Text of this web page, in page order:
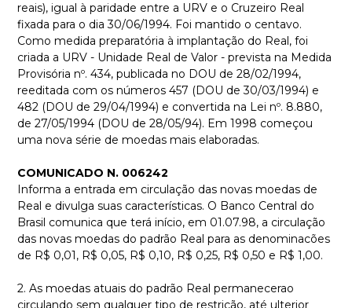
reais), igual à paridade entre a URV e o Cruzeiro Real
fixada para o dia 30/06/1994. Foi mantido o centavo.
Como medida preparatória à implantação do Real, foi
criada a URV - Unidade Real de Valor - prevista na Medida
Provisória nº. 434, publicada no DOU de 28/02/1994,
reeditada com os números 457 (DOU de 30/03/1994) e
482 (DOU de 29/04/1994) e convertida na Lei nº. 8.880,
de 27/05/1994 (DOU de 28/05/94). Em 1998 começou
uma nova série de moedas mais elaboradas.
COMUNICADO N. 006242
Informa a entrada em circulação das novas moedas de
Real e divulga suas características. O Banco Central do
Brasil comunica que terá início, em 01.07.98, a circulação
das novas moedas do padrão Real para as denominacões
de R$ 0,01, R$ 0,05, R$ 0,10, R$ 0,25, R$ 0,50 e R$ 1,00.
2. As moedas atuais do padrão Real permanecerao
circulando sem qualquer tipo de restrição, até ulterior